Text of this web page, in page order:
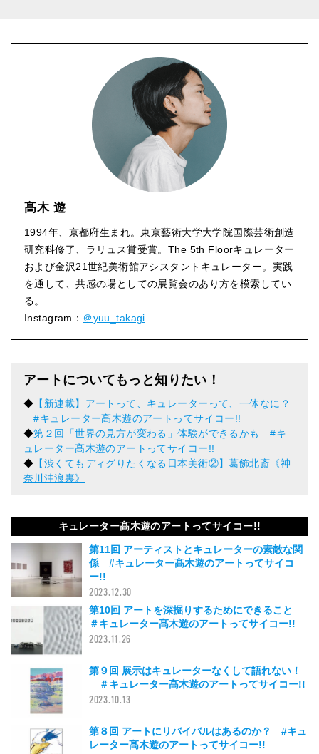
髙木 遊
1994年、京都府生まれ。東京藝術大学大学院国際芸術創造
研究科修了、ラリュス賞受賞。The 5th Floorキュレーター
および金沢21世紀美術館アシスタントキュレーター。実践
を通して、共感の場としての展覧会のあり方を模索してい
る。
Instagram： ＠yuu_takagi
アートについてもっと知りたい！
◆ 【新連載】アートって、キュレーターって、一体なに？
#キュレーター髙木遊のアートってサイコー!!
◆第２回「世界の見方が変わる」体験ができるかも #キ
ュレーター髙木遊のアートってサイコー!!
◆ 【渋くてもディグりたくなる日本美術②】葛飾北斎《神
奈川沖浪裏》
キュレーター髙木遊のアートってサイコー!!
第11回 アーティストとキュレーターの素敵な関
係 #キュレーター髙木遊のアートってサイコ
ー!!
2023.12.30
第10回 アートを深掘りするためにできること
＃キュレーター髙木遊のアートってサイコー!!
2023.11.26
第９回 展示はキュレーターなくして語れない！
＃キュレーター髙木遊のアートってサイコー!!
2023.10.13
第８回 アートにリバイバルはあるのか？ #キュ
レーター髙木遊のアートってサイコー!!